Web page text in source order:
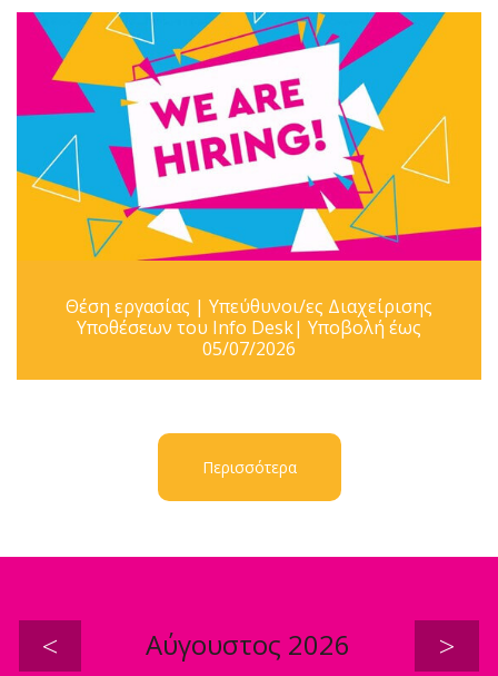
Θέση εργασίας | Υπεύθυνοι/ες Διαχείρισης
Υποθέσεων του Info Desk| Υποβολή έως
05/07/2026
Περισσότερα
< Αύγουστος 2026 >